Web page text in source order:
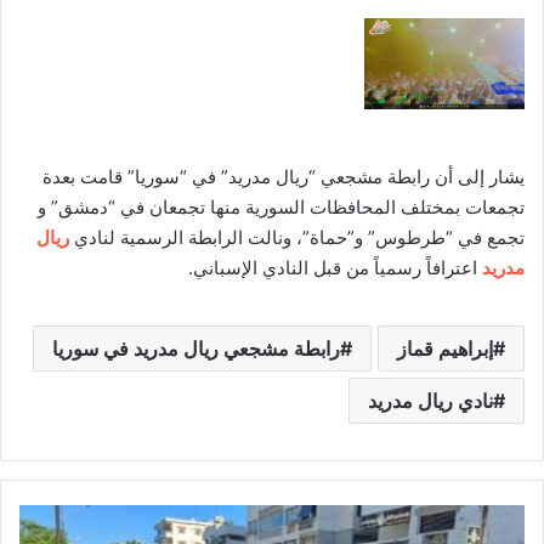
يشار إلى أن رابطة مشجعي “ريال مدريد” في “سوريا” قامت بعدة
تجمعات بمختلف المحافظات السورية منها تجمعان في “دمشق” و
تجمع في “طرطوس” و”حماة”، ونالت الرابطة الرسمية لنادي ريال
مدريد اعترافاً رسمياً من قبل النادي الإسباني.
إبراهيم قماز رابطة مشجعي ريال مدريد في سوريا
نادي ريال مدريد